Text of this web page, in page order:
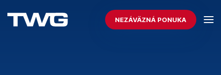
NEZÁVÄZNÁ PONUKA